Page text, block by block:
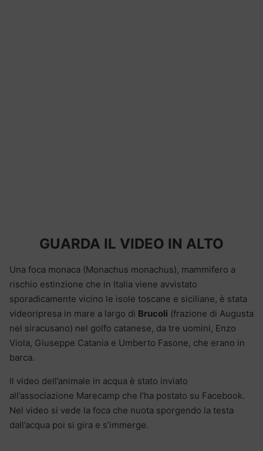
GUARDA IL VIDEO IN ALTO
Una foca monaca (Monachus monachus), mammifero a
rischio estinzione che in Italia viene avvistato
sporadicamente vicino le isole toscane e siciliane, è stata
videoripresa in mare a largo di Brucoli (frazione di Augusta
nel siracusano) nel golfo catanese, da tre uomini, Enzo
Viola, Giuseppe Catania e Umberto Fasone, che erano in
barca.
Il video dell’animale in acqua è stato inviato
all’associazione Marecamp che l’ha postato su Facebook.
Nel video si vede la foca che nuota sporgendo la testa
dall’acqua poi si gira e s’immerge.